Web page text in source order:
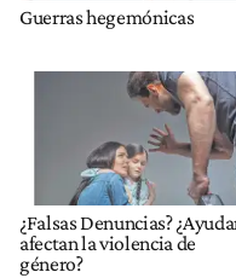
Guerras hegemónicas
¿Falsas Denuncias?
afectan la violencia de
género?